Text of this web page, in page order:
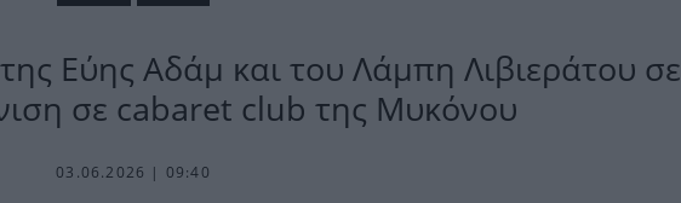
Εύης Αδάμ και του Λάμπη Λιβιεράτου σε
σε cabaret club της Μυκόνου
03.06.2026 | 09:40